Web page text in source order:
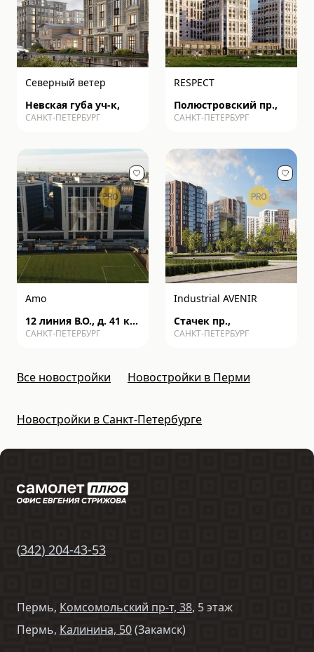
Северный ветер
Невская губа уч-к,
САНКТ-ПЕТЕРБУРГ
RESPECT
Полюстровский пр.,
САНКТ-ПЕТЕРБУРГ
Amo
12 линия В.О., д. 41 к2
с1
САНКТ-ПЕТЕРБУРГ
Industrial AVENIR
Стачек пр.,
САНКТ-ПЕТЕРБУРГ
Все новостройки Новостройки в Перми
Новостройки в Санкт-Петербурге
(342) 204-43-53
Пермь, Комсомольский пр-т, 38, 5 этаж
Пермь, Калинина, 50(Закамск)